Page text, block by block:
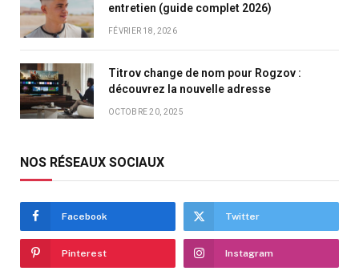
entretien (guide complet 2026)
FÉVRIER 18, 2026
Titrov change de nom pour Rogzov :
découvrez la nouvelle adresse
OCTOBRE 20, 2025
NOS RÉSEAUX SOCIAUX
Facebook Twitter
Pinterest Instagram